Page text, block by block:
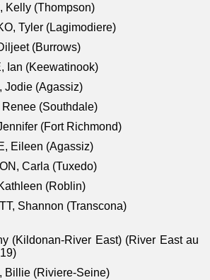
Kelly (Thompson)
Tyler (Lagimodiere)
(Burrows)
Ian (Keewatinook)
Jodie (Agassiz)
(Southdale)
(Fort Richmond)
Eileen (Agassiz)
Carla (Tuxedo)
(Roblin)
Shannon (Transcona)
(Kildonan-River East) (River East au
Billie (Riviere-Seine)